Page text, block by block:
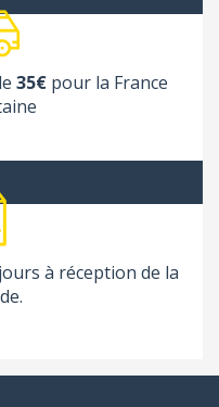
35€pour la France
à réception de la